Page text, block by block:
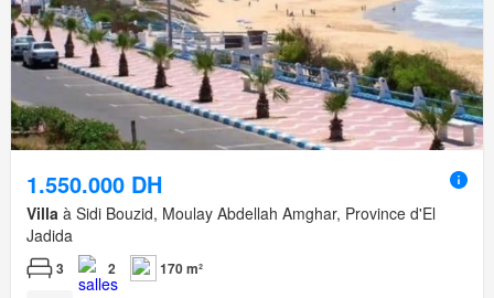
1.550.000 DH
Villa à Sidi Bouzid, Moulay Abdellah Amghar, Province d'El
Jadida
3 2 170 m²